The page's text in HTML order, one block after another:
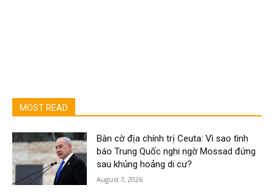
MOST READ
Bàn cờ địa chính trị Ceuta: Vì sao tình
báo Trung Quốc nghi ngờ Mossad đứng
sau khủng hoảng di cư?
August 7, 2026